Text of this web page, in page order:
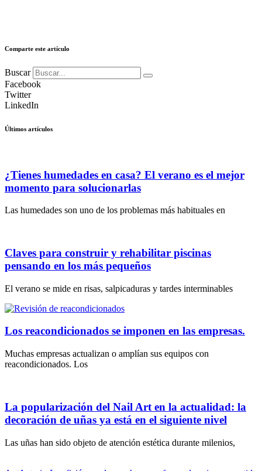
Comparte este artículo
Buscar
Facebook
Twitter
LinkedIn
Últimos artículos
¿Tienes humedades en casa? El verano es el mejor
momento para solucionarlas
Las humedades son uno de los problemas más habituales en
Claves para construir y rehabilitar piscinas
pensando en los más pequeños
El verano se mide en risas, salpicaduras y tardes interminables
Los reacondicionados se imponen en las empresas.
Muchas empresas actualizan o amplían sus equipos con
reacondicionados. Los
La popularización del Nail Art en la actualidad: la
decoración de uñas ya está en el siguiente nivel
Las uñas han sido objeto de atención estética durante milenios,